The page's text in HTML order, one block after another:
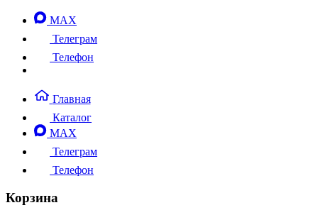
MAX
Телеграм
Телефон
Главная
Каталог
MAX
Телеграм
Телефон
Корзина